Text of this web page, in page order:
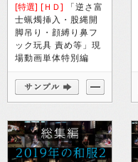
[特選] [ＨＤ] 「逆さ富
士蝋燭挿入・股縄開
脚吊り・顔縛り鼻フ
ック玩具 責め等」現
場動画単体特別編